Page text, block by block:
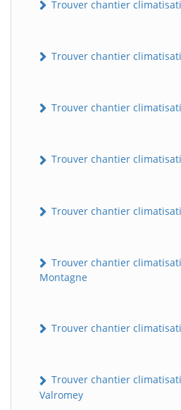
Trouver chantier
Trouver chantier
Trouver chantier
Trouver chantier
Trouver chantier
Trouver chantier
Montagne
Trouver chantier
Trouver chantier
Valromey